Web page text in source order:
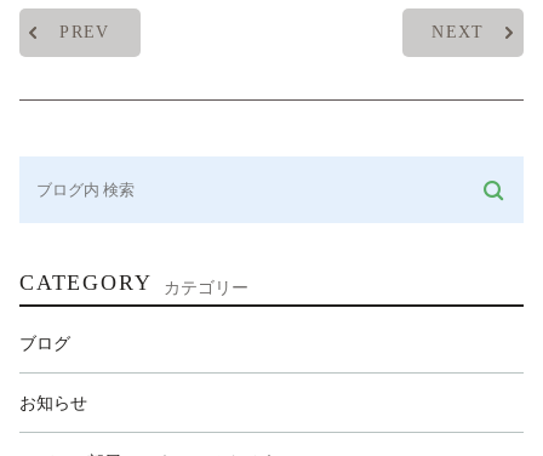
PREV NEXT
CATEGORY カテゴリー
ブログ
お知らせ